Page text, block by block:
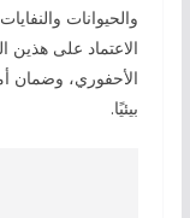
والحيوانات
الاعتماد على هذين
الأحفوري، وضمان
بيئيًا.